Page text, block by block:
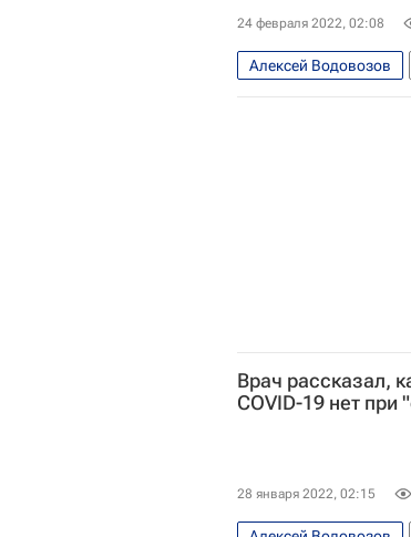
24 февраля 2022, 02:08
Алексей Водовозов
Коронавирус COVID-
Врач рассказал,
COVID-19 нет при
28 января 2022, 02:15